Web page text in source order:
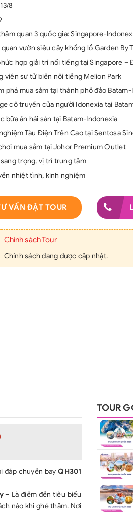
8
quan 3 quốc gia: Singapore-
vườn siêu cây khổng lồ Garden By
hợp giải trí nổi tiếng tại Singapore –
viên sư tử biển nổi tiếng Melion Park
phá mua sắm tại thành phố đảo
cổ truyền của người Idonexia tại
bữa ăn hải sản tại Batam-Indonexia
Tàu Điện Trên Cao tại Sentosa
mua sắm tại Johor Premium Outlet
trọng, vị trí trung tâm
nhiệt tình, kinh nghiệm
VẤN ĐẶT TOUR
Chính sách Tour
Chính sách đang được cập nhật.
đáp chuyến bayQH301
– Là điểm đến tiêu biểu
nào khi ghé thăm. Nơi
TOUR